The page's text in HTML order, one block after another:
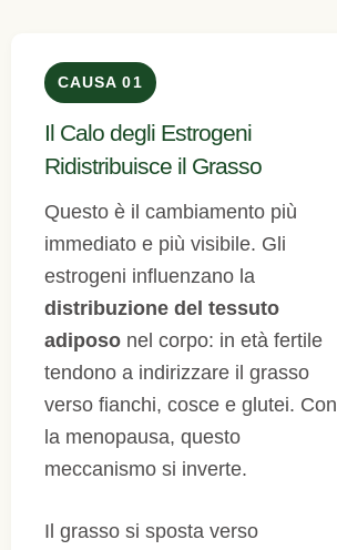
CAUSA 01
Il Calo degli Estrogeni
Ridistribuisce il Grasso
Questo è il cambiamento più
immediato e più visibile. Gli
estrogeni influenzano la
distribuzione del tessuto
adiposo nel corpo: in età fertile
tendono a indirizzare il grasso
verso fianchi, cosce e glutei. Con
la menopausa, questo
meccanismo si inverte.
Il grasso si sposta verso